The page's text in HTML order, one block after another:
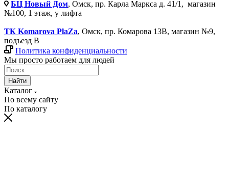
БЦ Новый Дом, Омск, пр. Карла Маркса д. 41/1, магазин
№100, 1 этаж, у лифта
ТК Komarova PlaZa, Омск, пр. Комарова 13В, магазин №9,
подъезд В
Политика конфиденциальности
Мы просто работаем для людей
Найти
Каталог
По всему сайту
По каталогу